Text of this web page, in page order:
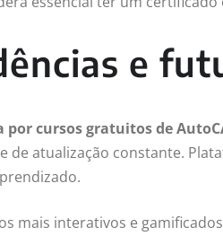
e
por cursos gratuitos de
de atualização constante.
mais interativos e